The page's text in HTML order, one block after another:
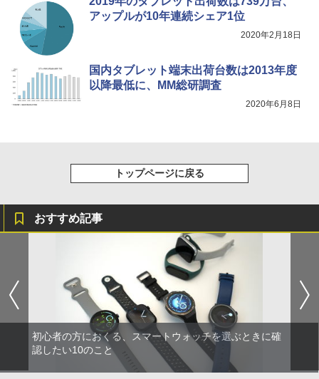
アップルが10年連続シェア1位
2020年2月18日
国内タブレット端末出荷台数は2013年度
以降最低に、MM総研調査
2020年6月8日
トップページに戻る
おすすめ記事
初心者の方におくる、スマートウォッチを選ぶときに確
認したい10のこと